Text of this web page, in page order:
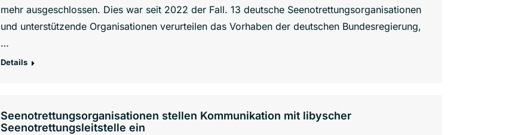
mehr ausgeschlossen. Dies war seit 2022 der Fall. 13 deutsche Seenotrettungsorganisationen
und unterstützende Organisationen verurteilen das Vorhaben der deutschen Bundesregierung,
…
Details
Seenotrettungsorganisationen stellen Kommunikation mit libyscher
Seenotrettungsleitstelle ein